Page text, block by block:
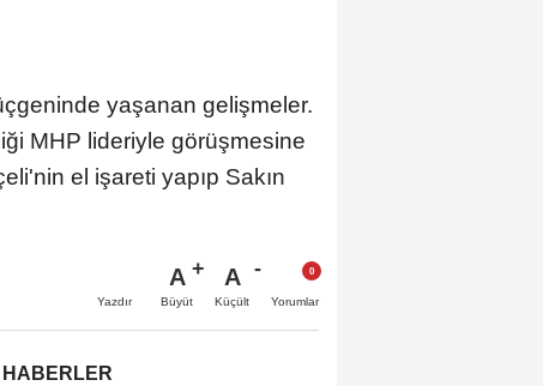
yaşanan gelişmeler.
MHP lideriyle görüşmesine
el işareti yapıp Sakın
Yazdır
A
Büyüt
A
Küçült Yorumlar
HABERLER